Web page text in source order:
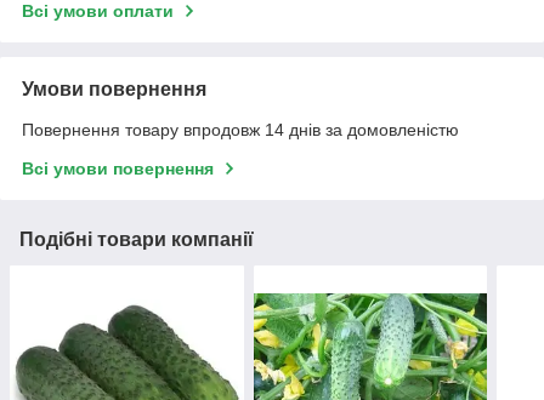
Всі умови оплати
Умови повернення
Повернення товару впродовж 14 днів за домовленістю
Всі умови повернення
Подібні товари компанії